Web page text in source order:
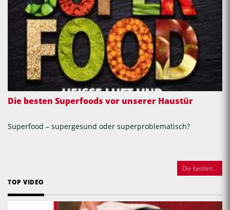
Die besten Superfoods vor unserer Haustür
Superfood – supergesund oder superproblematisch?
Die besten...
TOP VIDEO